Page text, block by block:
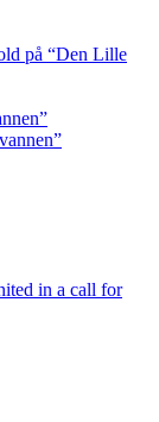
på “Den Lille
in a call for